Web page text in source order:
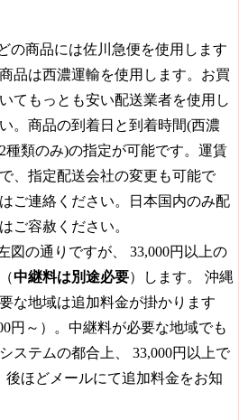
の商品には佐川急便を使用します
品は西濃運輸を使用します。お買
てもっとも安い配送業者を使用し
。商品の到着日と到着時間(西濃
種類のみ)の指定が可能です。運賃
、指定配送会社の変更も可能で
ご連絡ください。日本国内のみ配
ご容赦ください。
図の通りですが、 33,000円 以上の
中継料は別途必要）します。 沖縄
な地域は追加料金が掛かります
円～）。中継料が必要な地域でも
ステムの都合上、
33,000円 以上で
後ほどメールにて追加料金をお知